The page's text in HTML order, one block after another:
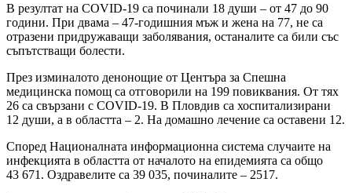
В резултат на COVID-19 са починали 18 души – от 47 до 90
години. При двама – 47-годишния мъж и жена на 77, не са
отразени придружаващи заболявания, останалите са били със
съпътстващи болести.
През изминалото денонощие от Центъра за Спешна
медицинска помощ са отговорили на 199 повиквания. От тях
26 са свързани с COVID-19. В Пловдив са хоспитализирани
12 души, а в областта – 2. На домашно лечение са оставени 12.
Според Националната информационна система случаите на
инфекцията в областта от началото на епидемията са общо
43 671. Оздравелите са 39 035, починалите – 2517.